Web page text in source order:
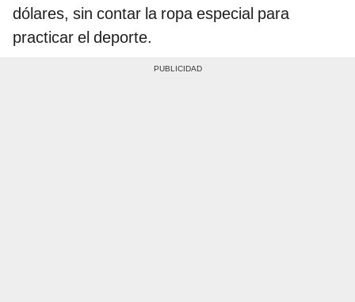
dólares, sin contar la ropa especial para
practicar el deporte.